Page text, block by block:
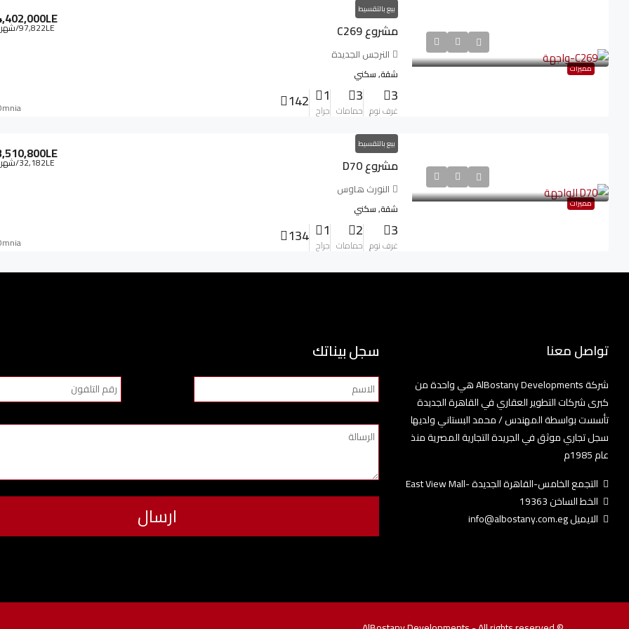
مميزات
بيع بالتقسيط
مشروع C269 97,822LE
/
النرجس الجديدة
شقة, سكني
3
غرف نوم
3
حمامات
1
جراح 142
مميزات
بيع بالتقسيط
مشروع D70 32,182LE
/
النورث هاوس
شقة, سكني
3
غرف نوم
2
حمامات
1
جراح 134
تواصل معنا
شركة AlBostany Developments هي واحدة من
كبرى شركات التطوير العقاري في القاهرة الجديدة
تأسست بواسطة المهندس / محمد البستاني ولديها
سجل تجاري موثق في الجريدة التجارية المصرية منذ
عام 1985م
التجمع الخامس-القاهرة الجديدة -East View Mall
الخط الساخن 19363
الايميل info@albostany.com.eg
سجل بيناتك